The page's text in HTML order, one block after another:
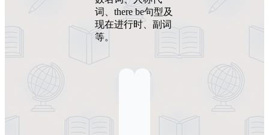
词、there be句型及
现在进行时、副词
等。